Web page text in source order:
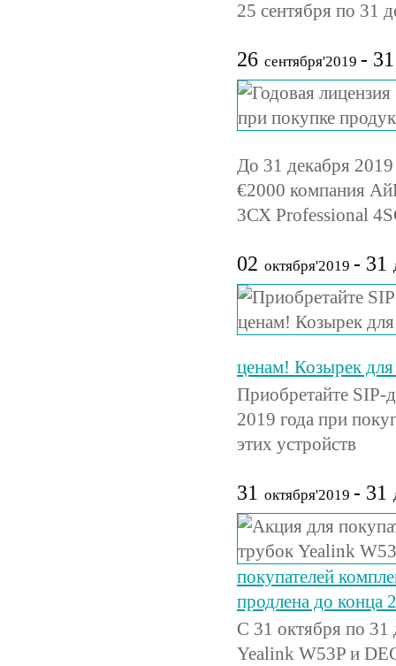
25 сентября по 31
26 сентября'2019 - 31
До 31 декабря
€2000 компания
3СХ Professional
02 октября'2019 - 31
ценам! Козырек
Приобретайте
2019 года при
этих устройств
31 октября'2019 - 31
покупателей
продлена до конца
С 31 октября по 31
Yealink W53P и